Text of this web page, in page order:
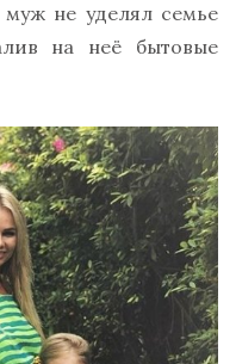
муж не уделял семье
на неё бытовые